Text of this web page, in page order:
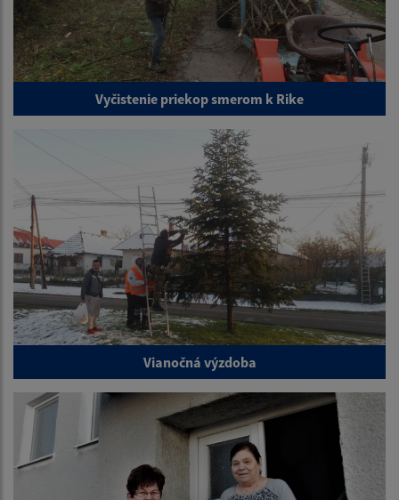
Vyčistenie priekop smerom k Rike
Vianočná výzdoba